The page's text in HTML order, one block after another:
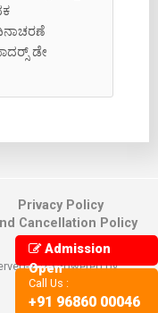
Call Us :
+91 96860 00046
Admission
Open
ಡೇ
Privacy Policy
Cancellation Policy
2026 Powered by